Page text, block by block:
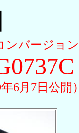
ンバージョ
6月7日公開）